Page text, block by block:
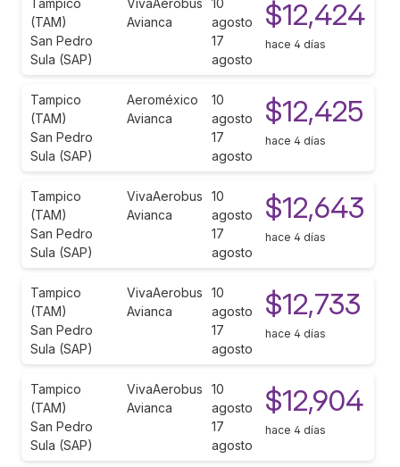
(TAM)
San Pedro
Sula (SAP)
Avianca
agosto
17
agosto
$12,424
hace 4 días
Tampico
(TAM)
San Pedro
Sula (SAP)
Aeroméxico
Avianca
10
agosto
17
agosto
$12,425
hace 4 días
Tampico
(TAM)
San Pedro
Sula (SAP)
VivaAerobus
Avianca
10
agosto
17
agosto
$12,643
hace 4 días
Tampico
(TAM)
San Pedro
Sula (SAP)
VivaAerobus
Avianca
10
agosto
17
agosto
$12,733
hace 4 días
Tampico
(TAM)
San Pedro
Sula (SAP)
VivaAerobus
Avianca
10
agosto
17
agosto
$12,904
hace 4 días